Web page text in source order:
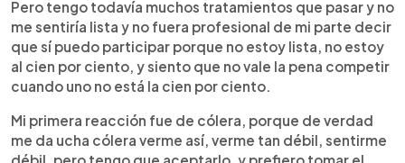
Pero tengo todavía muchos tratamientos que pasar y no
me sentiría lista y no fuera profesional de mi parte decir
que sí puedo participar porque no estoy lista, no estoy
al cien por ciento, y siento que no vale la pena competir
cuando uno no está la cien por ciento.
Mi primera reacción fue de cólera, porque de verdad
me da ucha cólera verme así, verme tan débil, sentirme